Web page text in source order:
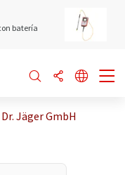
batería
Jäger GmbH